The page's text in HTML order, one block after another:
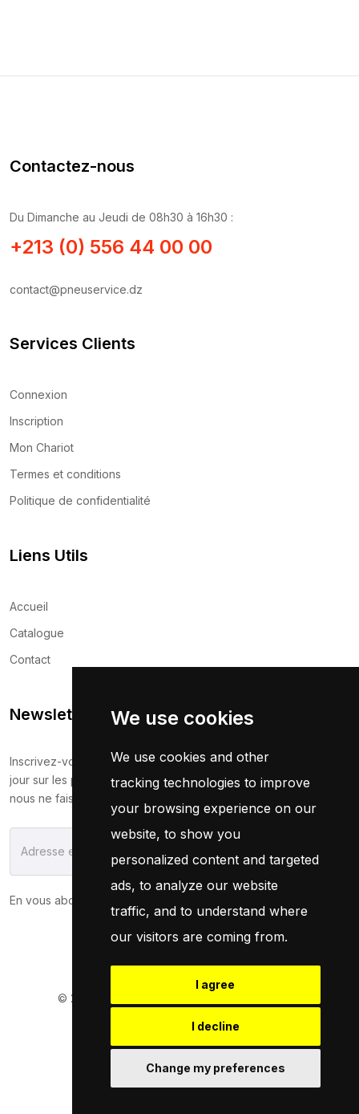
We use cookies
We use cookies and other
tracking technologies to improve
your browsing experience on our
website, to show you
personalized content and targeted
ads, to analyze our website
traffic, and to understand where
our visitors are coming from.
I agree
I decline
Change my preferences
Contactez-nous
Du Dimanche au Jeudi de 08h30 à 16h30 :
+213 (0) 556 44 00 00
contact@pneuservice.dz
Services Clients
Connexion
Inscription
Mon Chariot
Termes et conditions
Politique de confidentialité
Liens Utils
Accueil
Catalogue
Contact
Newsletter
Inscrivez-vous maintenant pour recevoir les dernières mises à
jour sur les promotions et les coupons. Ne vous inquiétez pas,
nous ne faisons pas de spam !
S'Abonner
En vous abonnant, vous acceptez notre
© 2026
Naro Dev